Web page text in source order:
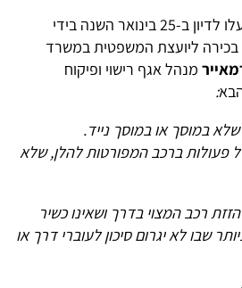
התקנות שבהן מדובר הועלו לדיון ב-25 בינואר השנה בידי
בכירה ליועצת המשפטית במשרד
מנהל אגף רישוי ופיקוח
:
במוסך או במוסך נייד.
פעולות ברכב המפורטות להלן, שלא
רכב המצוי בדרך ושאינו כשיר
שבו לא יגרום סיכון לעוברי דרך או